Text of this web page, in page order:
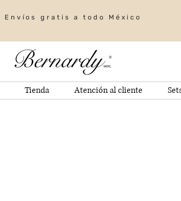
Envíos gratis a todo México
Tienda Atención al cliente